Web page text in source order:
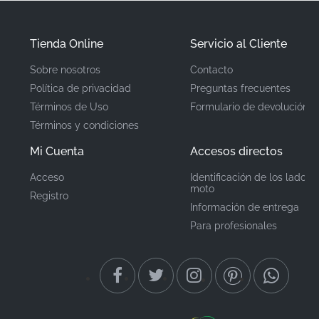
Número de pieza
(MPN)
Fabricante
Ubicación de
montaje
derecho*
Pegatina de vinilo
Cuando instala una calcomanía OEM genuina, sabe
con absoluta certeza que está instalando
Tienda Online
Sobre nosotros
Política de privacidad
Términos de Uso
Términos y condiciones
Mi Cuenta
Acceso
Registro
Servicio al Cliente
Contacto
Preguntas frecuentes
Formulario de devolución
Accesos directos
Identificación de los lados
moto
Información de entrega
Para profesionales